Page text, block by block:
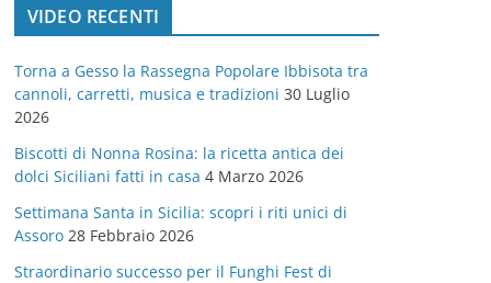
o
r
e
VIDEO RECENTI
Torna a Gesso la Rassegna Popolare Ibbisota tra
cannoli, carretti, musica e tradizioni 30 Luglio
2026
Biscotti di Nonna Rosina: la ricetta antica dei
dolci Siciliani fatti in casa 4 Marzo 2026
Settimana Santa in Sicilia: scopri i riti unici di
Assoro 28 Febbraio 2026
Straordinario successo per il Funghi Fest di